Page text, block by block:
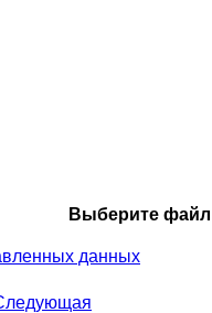
Выберите файл
данных